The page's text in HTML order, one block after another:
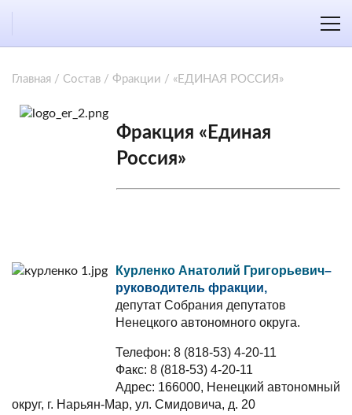
Главная / Состав / Фракции / «ЕДИНАЯ РОССИЯ»
Фракция «Единая
Россия»
Курленко Анатолий Григорьевич–
руководитель фракции,
депутат Собрания депутатов
Ненецкого автономного округа.
Телефон: 8 (818-53) 4-20-11
Факс: 8 (818-53) 4-20-11
Адрес: 166000, Ненецкий автономный
округ, г. Нарьян-Мар, ул. Смидовича, д. 20